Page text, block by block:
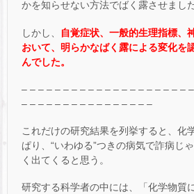
かを知らせない方法でばく露させました
しかし、
自覚症状、一般的生理指標、
おいて、明らかなばく露による変化を
んでした。
– – – – – – – – – – – – – – – – – – – –
– – – – – – – – – – – – – – – –
これだけの研究結果を列挙すると、化
ぱり、“いわゆる”つきの病気で詐病じ
く出てくると思う。
研究する科学者の中には、「化学物質